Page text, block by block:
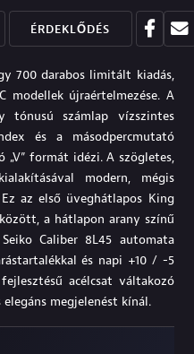
ÉRDEKLŐDÉS
700 darabos limitált kiadás,
modellek újraértelmezése. A
tónusú számlap vízszintes
és a másodpercmutató
formát idézi. A szögletes,
modern, mégis
az első üveghátlapos King
a hátlapon arany színű
Caliber 8L45 automata
és napi +10 / -5
acélcsat váltakozó
megjelenést kínál.